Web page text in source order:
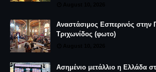
Αναστάσιμος Εσπερινός στην
Τριχωνίδος (φωτο)
Ασημένιο μετάλλιο η Ελλάδα